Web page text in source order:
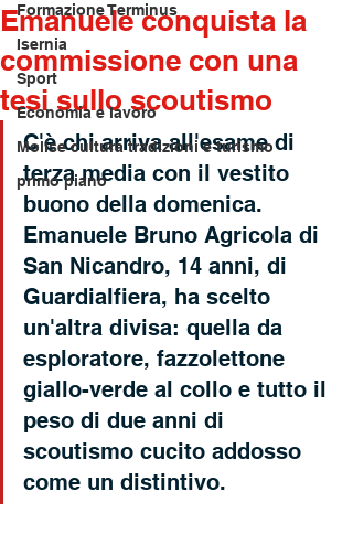
Formazione Terminus
Isernia
Sport
Economia e lavoro
Molise cultura tradizioni e turismo
primo piano
Emanuele conquista la
commissione con una
tesi sullo scoutismo
C'è chi arriva all'esame di
terza media con il vestito
buono della domenica.
Emanuele Bruno Agricola di
San Nicandro, 14 anni, di
Guardialfiera, ha scelto
un'altra divisa: quella da
esploratore, fazzolettone
giallo-verde al collo e tutto il
peso di due anni di
scoutismo cucito addosso
come un distintivo.